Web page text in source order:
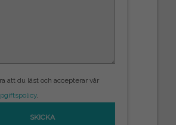
att du läst och accepterar vår
.